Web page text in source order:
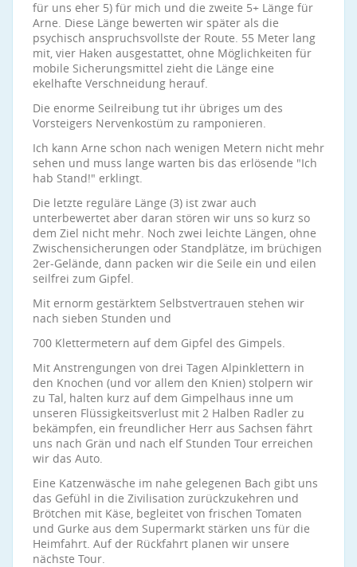
für uns eher 5) für mich und die zweite 5+ Länge für
Arne. Diese Länge bewerten wir später als die
psychisch anspruchsvollste der Route. 55 Meter lang
mit, vier Haken ausgestattet, ohne Möglichkeiten für
mobile Sicherungsmittel zieht die Länge eine
ekelhafte Verschneidung herauf.
Die enorme Seilreibung tut ihr übriges um des
Vorsteigers Nervenkostüm zu ramponieren.
Ich kann Arne schon nach wenigen Metern nicht mehr
sehen und muss lange warten bis das erlösende "Ich
hab Stand!" erklingt.
Die letzte reguläre Länge (3) ist zwar auch
unterbewertet aber daran stören wir uns so kurz so
dem Ziel nicht mehr. Noch zwei leichte Längen, ohne
Zwischensicherungen oder Standplätze, im brüchigen
2er-Gelände, dann packen wir die Seile ein und eilen
seilfrei zum Gipfel.
Mit ernorm gestärktem Selbstvertrauen stehen wir
nach sieben Stunden und
700 Klettermetern auf dem Gipfel des Gimpels.
Mit Anstrengungen von drei Tagen Alpinklettern in
den Knochen (und vor allem den Knien) stolpern wir
zu Tal, halten kurz auf dem Gimpelhaus inne um
unseren Flüssigkeitsverlust mit 2 Halben Radler zu
bekämpfen, ein freundlicher Herr aus Sachsen fährt
uns nach Grän und nach elf Stunden Tour erreichen
wir das Auto.
Eine Katzenwäsche im nahe gelegenen Bach gibt uns
das Gefühl in die Zivilisation zurückzukehren und
Brötchen mit Käse, begleitet von frischen Tomaten
und Gurke aus dem Supermarkt stärken uns für die
Heimfahrt. Auf der Rückfahrt planen wir unsere
nächste Tour.